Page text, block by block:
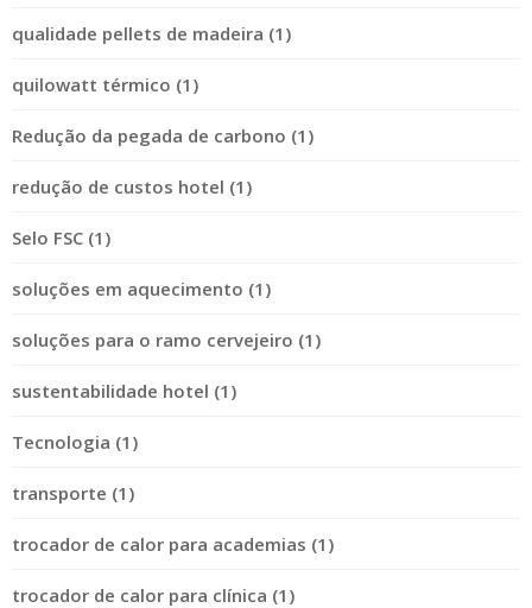
qualidade pellets de madeira (1)
quilowatt térmico (1)
Redução da pegada de carbono (1)
redução de custos hotel (1)
Selo FSC (1)
soluções em aquecimento (1)
soluções para o ramo cervejeiro (1)
sustentabilidade hotel (1)
Tecnologia (1)
transporte (1)
trocador de calor para academias (1)
trocador de calor para clínica (1)